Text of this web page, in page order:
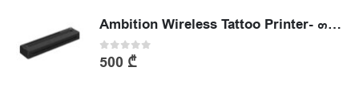
Ambition Wireless Tattoo Printer- თერმული პრინტერი
0out of 5
500 ₾